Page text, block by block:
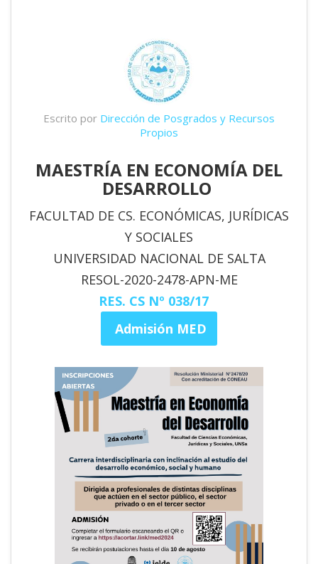
Escrito por Dirección de Posgrados y Recursos
Propios
MAESTRÍA EN ECONOMÍA DEL
DESARROLLO
FACULTAD DE CS. ECONÓMICAS, JURÍDICAS
Y SOCIALES
UNIVERSIDAD NACIONAL DE SALTA
RESOL-2020-2478-APN-ME
RES. CS Nº 038/17
Admisión MED